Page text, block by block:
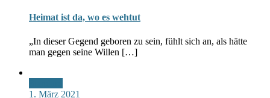
Heimat ist da, wo es wehtut
„In dieser Gegend geboren zu sein, fühlt sich an, als hätte
man gegen seine Willen […]
1. März 2021